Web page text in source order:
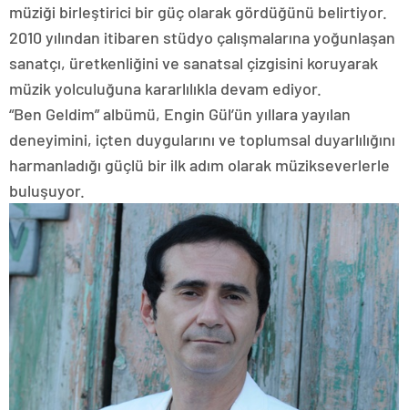
müziği birleştirici bir güç olarak gördüğünü belirtiyor.
2010 yılından itibaren stüdyo çalışmalarına yoğunlaşan
sanatçı, üretkenliğini ve sanatsal çizgisini koruyarak
müzik yolculuğuna kararlılıkla devam ediyor.
“Ben Geldim” albümü, Engin Gül’ün yıllara yayılan
deneyimini, içten duygularını ve toplumsal duyarlılığını
harmanladığı güçlü bir ilk adım olarak müzikseverlerle
buluşuyor.